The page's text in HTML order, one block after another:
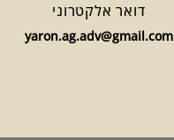
דואר אלקטרוני
yaron.ag.adv@gmail.com